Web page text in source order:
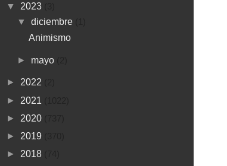
▼ 2023
▼ diciembre
Animismo
► mayo
► 2022
► 2021
► 2020
► 2019
► 2018